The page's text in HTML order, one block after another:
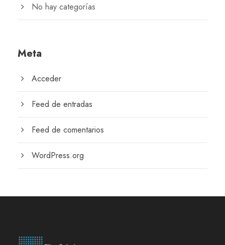
No hay categorías
Meta
Acceder
Feed de entradas
Feed de comentarios
WordPress.org